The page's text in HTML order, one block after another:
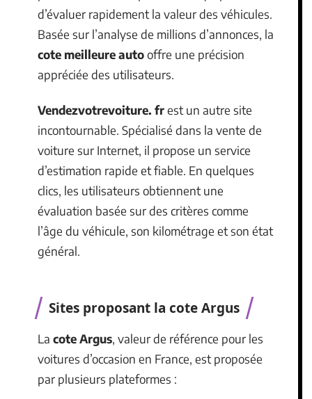
d’évaluer rapidement la valeur des véhicules.
Basée sur l’analyse de millions d’annonces, la
cote meilleure autooffre une précision
appréciée des utilisateurs.
Vendezvotrevoiture. frest un autre site
incontournable. Spécialisé dans la vente de
voiture sur Internet, il propose un service
d’estimation rapide et fiable. En quelques
clics, les utilisateurs obtiennent une
évaluation basée sur des critères comme
l’âge du véhicule, son kilométrage et son état
général.
Sites proposant la cote Argus
La cote Argus, valeur de référence pour les
voitures d’occasion en France, est proposée
par plusieurs plateformes :